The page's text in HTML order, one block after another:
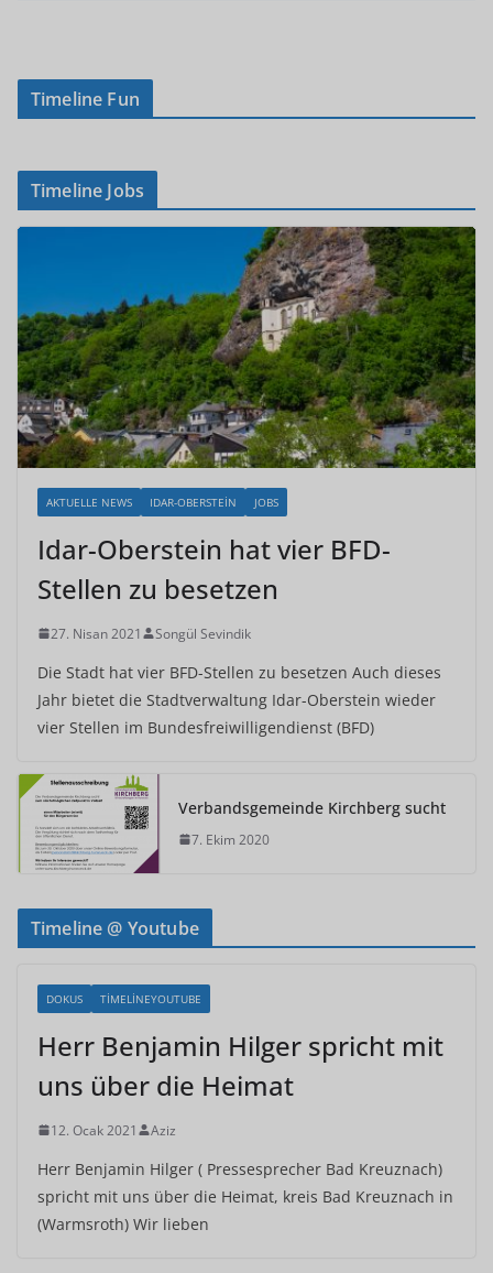
Timeline Fun
Timeline Jobs
AKTUELLE NEWS IDAR-OBERSTEIN JOBS
Idar-Oberstein hat vier BFD-
Stellen zu besetzen
27. Nisan 2021 Songül Sevindik
Die Stadt hat vier BFD-Stellen zu besetzen Auch dieses
Jahr bietet die Stadtverwaltung Idar-Oberstein wieder
vier Stellen im Bundesfreiwilligendienst (BFD)
Verbandsgemeinde Kirchberg sucht
7. Ekim 2020
Timeline @ Youtube
DOKUS TIMELINEYOUTUBE
Herr Benjamin Hilger spricht mit
uns über die Heimat
12. Ocak 2021 Aziz
Herr Benjamin Hilger ( Pressesprecher Bad Kreuznach)
spricht mit uns über die Heimat, kreis Bad Kreuznach in
(Warmsroth) Wir lieben